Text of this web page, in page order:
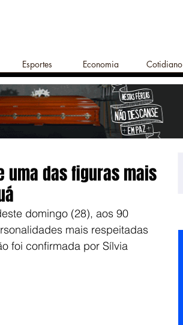
Esportes Economia Cotidiano
uma das figuras mais
domingo (28), aos 90
mais respeitadas
foi confirmada por Sílvia